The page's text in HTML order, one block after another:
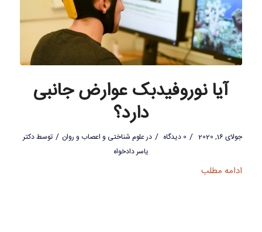
آیا نوروفیدبک عوارض جانبی
دارد؟
جولای 16, 2020 / 0 دیدگاه / درعلوم شناختی و اعصاب و روان / توسطدکتر
یاسر دادخواه
ادامه مطلب